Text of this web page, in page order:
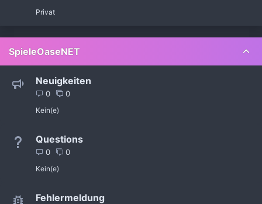
Privat
SpieleOaseNET
Neuigkeiten
0 0
Kein(e)
Questions
0 0
Kein(e)
Fehlermeldung